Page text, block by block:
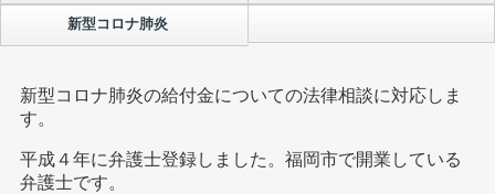
新型コロナ肺炎
新型コロナ肺炎の給付金についての法律相談に対応しま
す。
平成４年に弁護士登録しました。福岡市で開業している
弁護士です。